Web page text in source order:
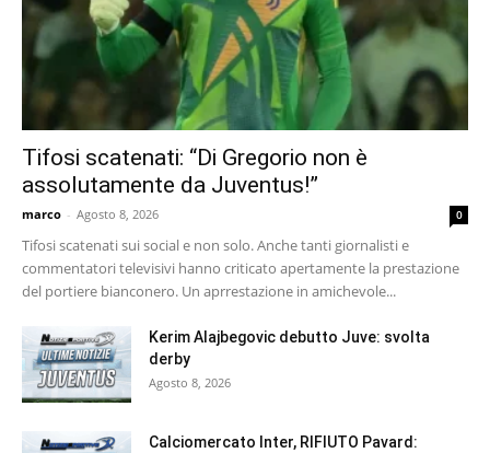
Tifosi scatenati: “Di Gregorio non è
assolutamente da Juventus!”
marco - Agosto 8, 2026 0
Tifosi scatenati sui social e non solo. Anche tanti giornalisti e
commentatori televisivi hanno criticato apertamente la prestazione
del portiere bianconero. Un aprrestazione in amichevole...
Kerim Alajbegovic debutto Juve: svolta
derby
Agosto 8, 2026
Calciomercato Inter, RIFIUTO Pavard: